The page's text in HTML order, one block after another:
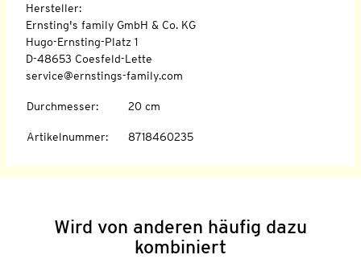
Hersteller:
Ernsting's family GmbH & Co. KG
Hugo-Ernsting-Platz 1
D-48653 Coesfeld-Lette
service@ernstings-family.com
Durchmesser: 20 cm
Artikelnummer: 8718460235
Wird von anderen häufig dazu
kombiniert